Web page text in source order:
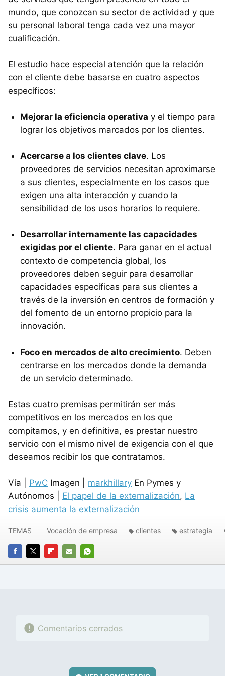
mundo, que conozcan su sector de actividad y que
su personal laboral tenga cada vez una mayor
cualificación.
El estudio hace especial atención que la relación
con el cliente debe basarse en cuatro aspectos
específicos:
Mejorar la eficiencia operativa y el tiempo para
lograr los objetivos marcados por los clientes.
Acercarse a los clientes clave. Los
proveedores de servicios necesitan aproximarse
a sus clientes, especialmente en los casos que
exigen una alta interacción y cuando la
sensibilidad de los usos horarios lo requiere.
Desarrollar internamente las capacidades
exigidas por el cliente. Para ganar en el actual
contexto de competencia global, los
proveedores deben seguir para desarrollar
capacidades específicas para sus clientes a
través de la inversión en centros de formación y
del fomento de un entorno propicio para la
innovación.
Foco en mercados de alto crecimiento. Deben
centrarse en los mercados donde la demanda
de un servicio determinado.
Estas cuatro premisas permitirán ser más
competitivos en los mercados en los que
compitamos, y en definitiva, es prestar nuestro
servicio con el mismo nivel de exigencia con el que
deseamos recibir los que contratamos.
Vía | PwC Imagen | markhillary En Pymes y
Autónomos | El papel de la externalización, La
crisis aumenta la externalización
FACEBOOK
TWITTERFLIPBOARD
E-
WHATSAPP
TEMAS Vocación de empresa clientes estrategia
Comentarios cerrados